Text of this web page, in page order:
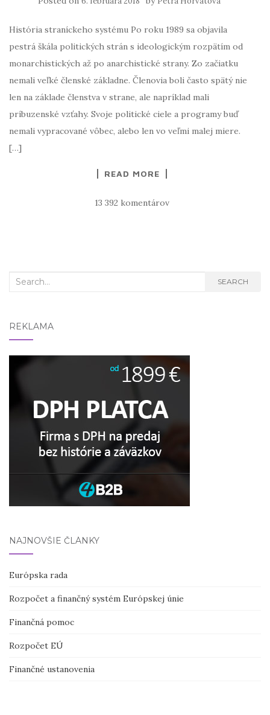
História straníckeho systému Po roku 1989 sa objavila
pestrá škála politických strán s ideologickým rozpätím od
monarchistických až po anarchistické strany. Zo začiatku
nemali veľké členské základne. Členovia boli často spätý nie
len na základe členstva v strane, ale napríklad mali
príbuzenské vzťahy. Svoje politické ciele a programy buď
nemali vypracované vôbec, alebo len vo veľmi malej miere.
[…]
READ MORE
13 392 komentárov
Search
SEARCH
REKLAMA
NAJNOVŠIE ČLÁNKY
Európska rada
Rozpočet a finančný systém Európskej únie
Finančná pomoc
Rozpočet EÚ
Finančné ustanovenia